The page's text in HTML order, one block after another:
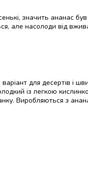
значить ананас
але насолоди від
для десертів і
із легкою
Виробляються з